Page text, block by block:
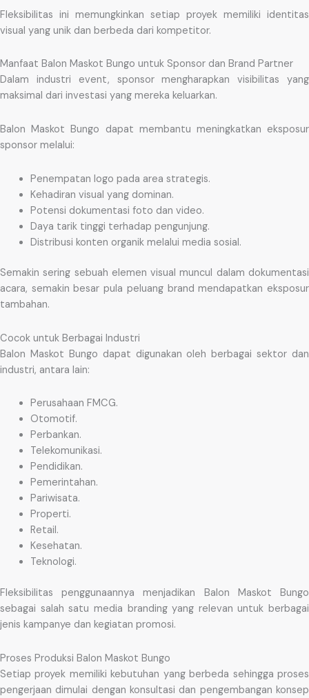
Fleksibilitas ini memungkinkan setiap proyek memiliki identitas
visual yang unik dan berbeda dari kompetitor.
Manfaat Balon Maskot Bungo untuk Sponsor dan Brand Partner
Dalam industri event, sponsor mengharapkan visibilitas yang
maksimal dari investasi yang mereka keluarkan.
Balon Maskot Bungo dapat membantu meningkatkan eksposur
sponsor melalui:
Penempatan logo pada area strategis.
Kehadiran visual yang dominan.
Potensi dokumentasi foto dan video.
Daya tarik tinggi terhadap pengunjung.
Distribusi konten organik melalui media sosial.
Semakin sering sebuah elemen visual muncul dalam dokumentasi
acara, semakin besar pula peluang brand mendapatkan eksposur
tambahan.
Cocok untuk Berbagai Industri
Balon Maskot Bungo dapat digunakan oleh berbagai sektor dan
industri, antara lain:
Perusahaan FMCG.
Otomotif.
Perbankan.
Telekomunikasi.
Pendidikan.
Pemerintahan.
Pariwisata.
Properti.
Retail.
Kesehatan.
Teknologi.
Fleksibilitas penggunaannya menjadikan Balon Maskot Bungo
sebagai salah satu media branding yang relevan untuk berbagai
jenis kampanye dan kegiatan promosi.
Proses Produksi Balon Maskot Bungo
Setiap proyek memiliki kebutuhan yang berbeda sehingga proses
pengerjaan dimulai dengan konsultasi dan pengembangan konsep